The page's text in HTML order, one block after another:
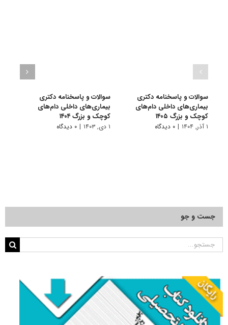
سوالات و پاسخنامه دکتری
ﺑﻴﻤﺎریﻫﺎی داخلی دامﻫﺎی
ﻛﻮچک و ﺑﺰرگ ۱۴۰۵
۱ آذر, ۱۴۰۴ | ۰ دیدگاه
سوالات و پاسخنامه دکتری
ﺑﻴﻤﺎریﻫﺎی داخلی دامﻫﺎی
ﻛﻮچک و ﺑﺰرگ ۱۴۰۴
۱ دی, ۱۴۰۳ | ۰ دیدگاه
جست و جو
جستجو